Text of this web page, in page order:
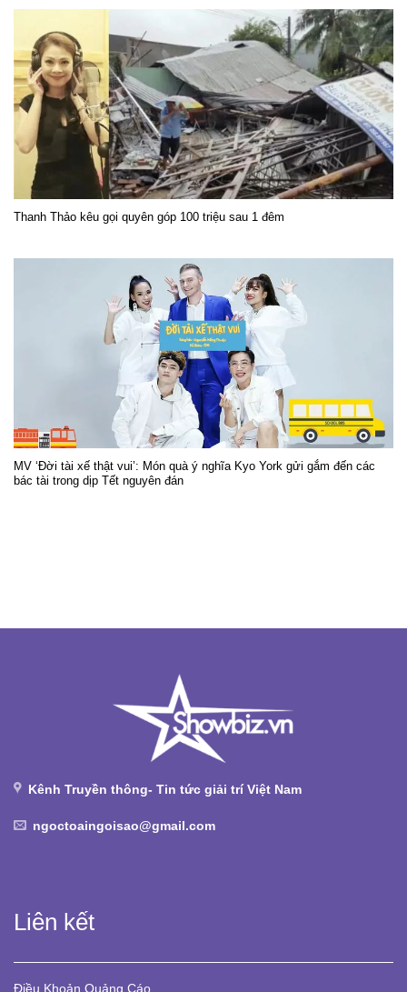
Thanh Thảo kêu gọi quyên góp 100 triệu sau 1 đêm
MV ‘Đời tài xế thật vui’: Món quà ý nghĩa Kyo York gửi gắm đến các
bác tài trong dịp Tết nguyên đán
Kênh Truyền thông- Tin tức giải trí Việt Nam
ngoctoaingoisao@gmail.com
Liên kết
Điều Khoản Quảng Cáo